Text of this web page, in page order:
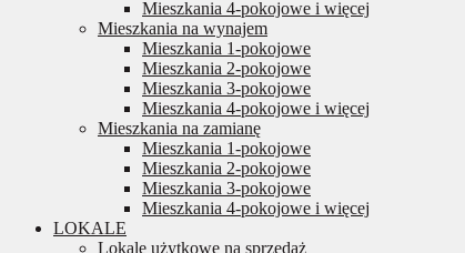
Mieszkania 4-pokojowe i więcej
Mieszkania na wynajem
Mieszkania 1-pokojowe
Mieszkania 2-pokojowe
Mieszkania 3-pokojowe
Mieszkania 4-pokojowe i więcej
Mieszkania na zamianę
Mieszkania 1-pokojowe
Mieszkania 2-pokojowe
Mieszkania 3-pokojowe
Mieszkania 4-pokojowe i więcej
LOKALE
Lokale użytkowe na sprzedaż